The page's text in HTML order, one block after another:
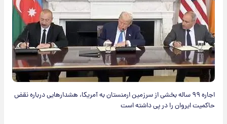
اجاره ۹۹ ساله بخشی از سرزمین ارمنستان به آمریکا، هشدارهایی درباره نقض
حاکمیت ایروان را در پی داشته است